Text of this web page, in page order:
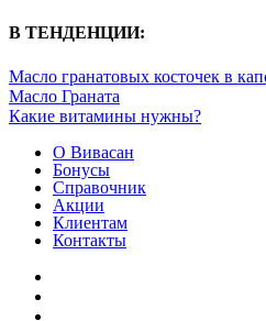
В ТЕНДЕНЦИИ:
Масло гранатовых косточек в
Масло Граната
Какие витамины нужны?
О Вивасан
Бонусы
Справочник
Акции
Клиентам
Контакты